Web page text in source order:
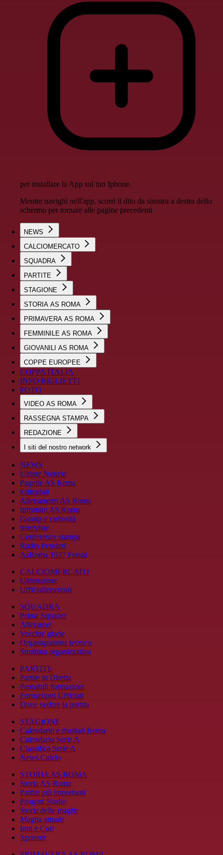
per installare la App sul tuo Iphone.
Mentre navighi nell'app, scorri il dito da sinistra a destra dello
schermo per tornare alle pagine precedenti
NEWS
CALCIOMERCATO
SQUADRA
PARTITE
STAGIONE
STORIA AS ROMA
PRIMAVERA AS ROMA
FEMMINILE AS ROMA
GIOVANILI AS ROMA
COPPE EUROPEE
COPPA ITALIA
INFO BIGLIETTI
FOTO
VIDEO AS ROMA
RASSEGNA STAMPA
REDAZIONE
I siti del nostro network
NEWS
Ultime Notizie
Pagelle AS Roma
Editoriali
Allenamenti AS Roma
Infortuni AS Roma
Gossip e curiosità
Interviste
Conferenze stampa
Radio Pensieri
AsRoma 1927 Futsal
CALCIOMERCATO
Ultimissime
Ufficializzazioni
SQUADRA
Prima Squadra
Allenatori
Vecchie glorie
Organigramma tecnico
Struttura organizzativa
PARTITE
Partite in Diretta
Probabili formazioni
Formazioni Ufficiali
Dove vedere la partita
STAGIONE
Calendario e risultati Roma
Calendario Serie A
Classifica Serie A
News Calcio
STORIA AS ROMA
Storia AS Roma
Partite più importanti
Progetti Stadio
Storia delle maglie
Maglia attuale
Inni e Cori
Sponsor